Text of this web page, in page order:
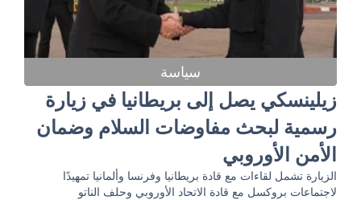
سياسة
زيلينسكي يصل إلى بريطانيا في زيارة
رسمية لبحث مفاوضات السلام وضمان
الأمن الأوروبي
الزيارة تشمل لقاءات مع قادة بريطانيا وفرنسا وألمانيا تمهيدًا
لاجتماعات بروكسل مع قادة الاتحاد الأوروبي وحلف الناتو